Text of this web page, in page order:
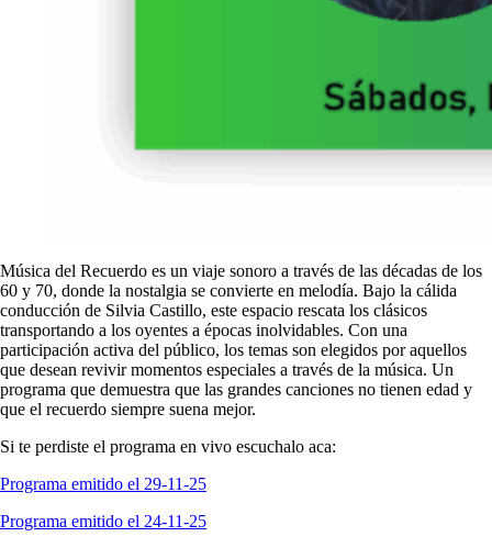
Música del Recuerdo es un viaje sonoro a través de las décadas de los
60 y 70, donde la nostalgia se convierte en melodía. Bajo la cálida
conducción de Silvia Castillo, este espacio rescata los clásicos
transportando a los oyentes a épocas inolvidables. Con una
participación activa del público, los temas son elegidos por aquellos
que desean revivir momentos especiales a través de la música. Un
programa que demuestra que las grandes canciones no tienen edad y
que el recuerdo siempre suena mejor.
Si te perdiste el programa en vivo escuchalo aca:
Programa emitido el 29-11-25
Programa emitido el 24-11-25